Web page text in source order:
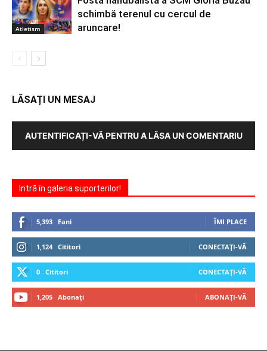
Atletism
schimbă terenul cu cercul de
aruncare!
LĂSAȚI UN MESAJ
AUTENTIFICAȚI-VĂ PENTRU A LĂSA UN COMENTARIU
Intră în galeria suporterilor!
5,393 Fani ÎMI PLACE
1,124 Cititori CONECTAȚI-VĂ
0 Cititori CONECTAȚI-VĂ
1,205 Abonați ABONAȚI-VĂ